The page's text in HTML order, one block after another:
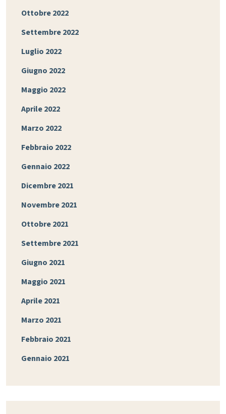
Ottobre 2022
Settembre 2022
Luglio 2022
Giugno 2022
Maggio 2022
Aprile 2022
Marzo 2022
Febbraio 2022
Gennaio 2022
Dicembre 2021
Novembre 2021
Ottobre 2021
Settembre 2021
Giugno 2021
Maggio 2021
Aprile 2021
Marzo 2021
Febbraio 2021
Gennaio 2021